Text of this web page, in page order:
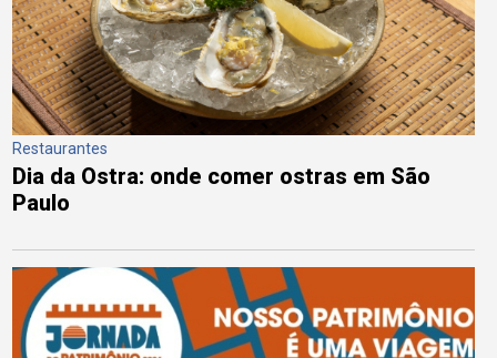
Restaurantes
Dia da Ostra: onde comer ostras em São
Paulo